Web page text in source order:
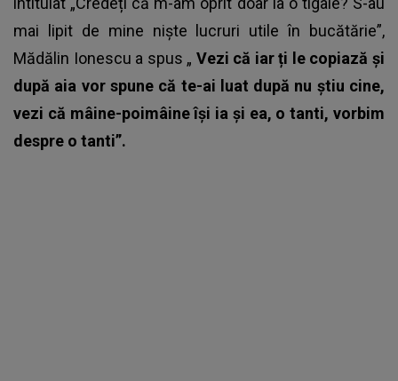
mai lipit de mine niște lucruri utile în bucătărie”,
Mădălin Ionescu a spus „ Vezi că iar ți le copiază și
după aia vor spune că te-ai luat după nu știu cine,
vezi că mâine-poimâine își ia și ea, o tanti, vorbim
despre o tanti”.